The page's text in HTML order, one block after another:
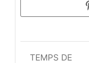
TEMPS DE